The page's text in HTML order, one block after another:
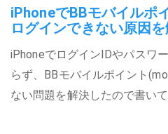
iPhoneでBBモバイルポ
ログインできない原因
iPhoneでログインIDやパスワ
らず、BBモバイルポイント
ない問題を解決したので書いて